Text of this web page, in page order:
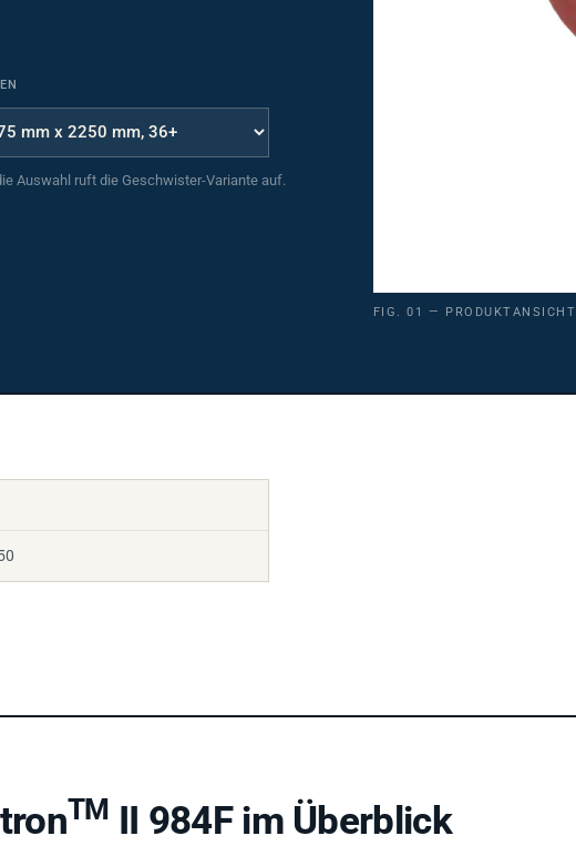
Auswahl ruft die Geschwister-Variante auf.
FIG. 01 — PRODUKTANSICHT
TM II 984F im Überblick